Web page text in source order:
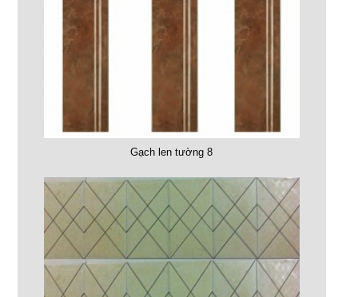
Gạch len tường 8